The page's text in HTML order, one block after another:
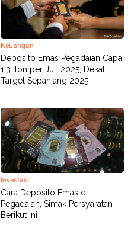
Keuangan
Deposito Emas Pegadaian Capai
1,3 Ton per Juli 2025, Dekati
Target Sepanjang 2025
Investasi
Cara Deposito Emas di
Pegadaian, Simak Persyaratan
Berikut Ini